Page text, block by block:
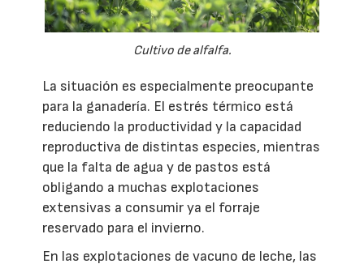
Cultivo de alfalfa.
La situación es especialmente preocupante
para la ganadería. El estrés térmico está
reduciendo la productividad y la capacidad
reproductiva de distintas especies, mientras
que la falta de agua y de pastos está
obligando a muchas explotaciones
extensivas a consumir ya el forraje
reservado para el invierno.
En las explotaciones de vacuno de leche, las